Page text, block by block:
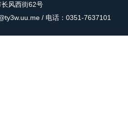
风西街62号
/ 电话：0351-7637101